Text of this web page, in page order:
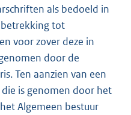
als bedoeld in
tot
voor zover deze in
door de
Ten aanzien van een
is genomen door het
Algemeen bestuur